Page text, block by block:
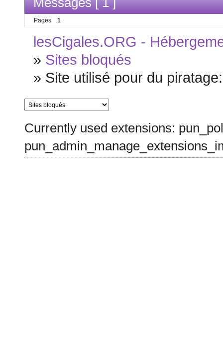
Pages 1
lesCigales.ORG -
» Sites bloqués
» Site utilisé pour du
Currently used extensions: